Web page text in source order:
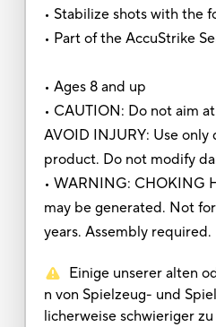
• Stabilize shots with the
• Part of the AccuStrike
• Ages 8 and up
• CAUTION: Do not aim
AVOID INJURY: Use
product. Do not modify
• WARNING: CHOKING
may be generated. Not
years. Assembly
Einige unserer alten
n von Spielzeug- und
licherweise schwieriger